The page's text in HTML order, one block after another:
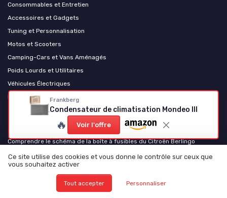
Frankberg
Condensateur de climatisation Mondeo III
🔥 Voir l'offre
Consommables et Entretien
Accessoires et Gadgets
Tuning et Personnalisation
Motos et Scooters
Camping-Cars et Vans Aménagés
Poids Lourds et Utilitaires
Véhicules Électriques
Levage et équipement d'atelier
Comprendre le schéma de la boîte à fusibles du Citroën Berlingo
Comprendre la liste des fusibles pour votre Peugeot 208
Comprendre le schéma des fusibles pour la Clio 3
Comprendre le schéma des fusibles pour le Partner 1.6 HDi
Comprendre le schéma des fusibles pour votre Renault Scénic 2
Ce site utilise des cookies et vous donne le contrôle sur ceux que
vous souhaitez activer
Tout accepter Personnaliser